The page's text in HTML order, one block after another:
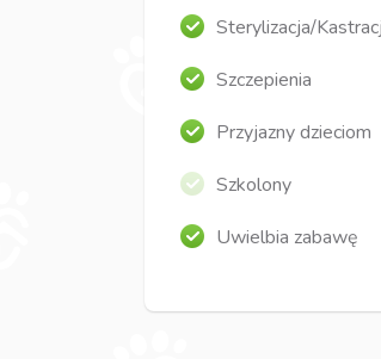
Sterylizacja/
Szczepienia
Przyjazny dzieciom
Szkolony
Uwielbia zabawę